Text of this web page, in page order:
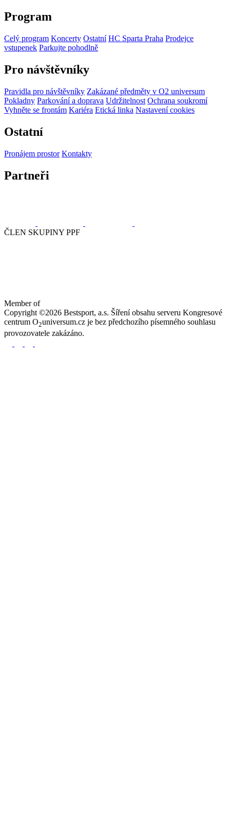
Program
Celý program Koncerty Ostatní HC Sparta Praha Prodejce
vstupenek Parkujte pohodlně
Pro návštěvníky
Pravidla pro návštěvníky Zakázané předměty v O2 universum
Pokladny Parkování a doprava Udržitelnost Ochrana soukromí
Vyhněte se frontám Kariéra Etická linka Nastavení cookies
Ostatní
Pronájem prostor Kontakty
Partneři
ČLEN SKUPINY PPF
Member of
Copyright ©2026 Bestsport, a.s. Šíření obsahu serveru Kongresové
centrum O2universum.cz je bez předchozího písemného souhlasu
provozovatele zakázáno.